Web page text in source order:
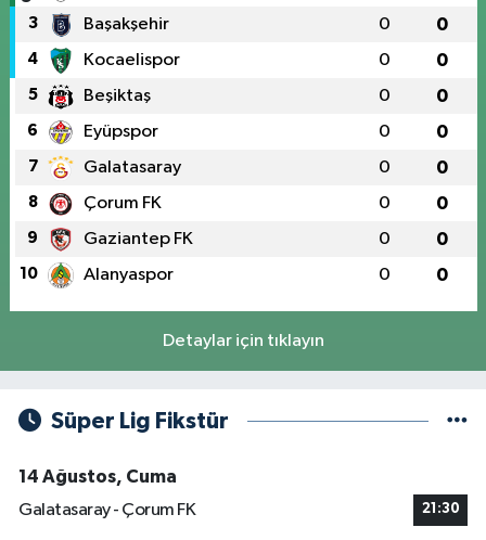
3 Başakşehir 0 0
4 Kocaelispor 0 0
5 Beşiktaş 0 0
6 Eyüpspor 0 0
7 Galatasaray 0 0
8 Çorum FK 0 0
9 Gaziantep FK 0 0
10 Alanyaspor 0 0
Detaylar için tıklayın
Süper Lig Fikstür
14 Ağustos, Cuma
Galatasaray - Çorum FK
21:30